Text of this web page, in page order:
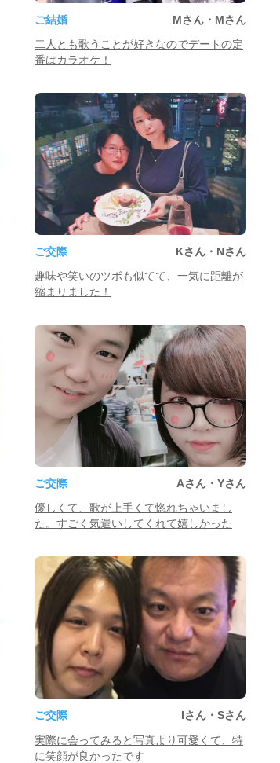
ご結婚
Mさん・Mさん
二人とも歌うことが好きなのでデートの定
番はカラオケ！
ご交際
Kさん・Nさん
趣味や笑いのツボも似てて、一気に距離が
縮まりました！
ご交際
Aさん・Yさん
優しくて、歌が上手くて惚れちゃいまし
た。すごく気遣いしてくれて嬉しかった
ご交際
Iさん・Sさん
実際に会ってみると写真より可愛くて、特
に笑顔が良かったです